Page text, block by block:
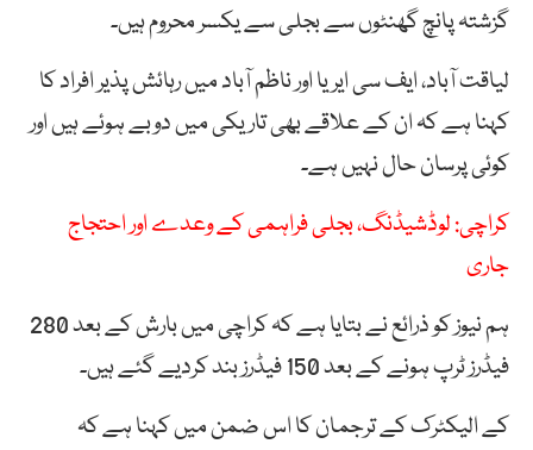
گزشتہ پانچ گھنٹوں سے بجلی سے یکسر محروم ہیں۔
لیاقت آباد، ایف سی ایریا اور ناظم آباد میں رہائش پذیر افراد کا
کہنا ہے کہ ان کے علاقے بھی تاریکی میں دوبے ہوئے ہیں اور
کوئی پرسان حال نہیں ہے۔
کراچی: لوڈشیڈنگ، بجلی فراہمی کے وعدے اور احتجاج
جاری
ہم نیوز کو ذرائع نے بتایا ہے کہ کراچی میں بارش کے بعد 280
فیڈرز ٹرپ ہونے کے بعد 150 فیڈرز بند کردیے گئے ہیں۔
کے الیکٹرک کے ترجمان کا اس ضمن میں کہنا ہے کہ